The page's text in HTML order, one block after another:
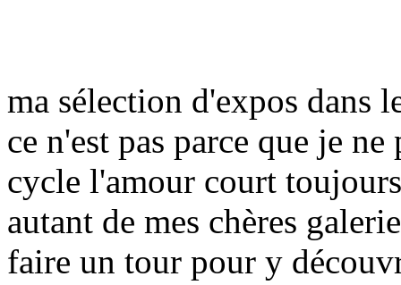
ma sélection d'expos dans
ce n'est pas parce que je
cycle l'amour court
autant de mes chères
faire un tour pour y